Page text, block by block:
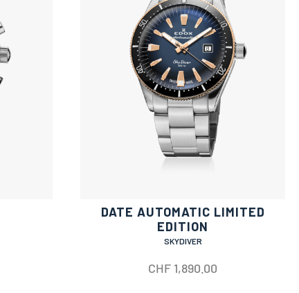
DATE AUTOMATIC LIMITED
EDITION
SKYDIVER
CHF 1,890.00